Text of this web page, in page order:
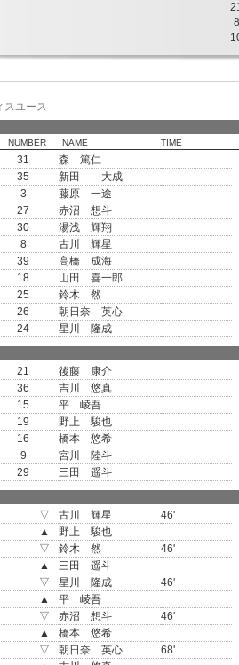
8
スユース
NUMBER NAME TIME
31
森 篤仁
35
新田 大成
3
藤原 一途
27
赤沼 想斗
30
湯浅 輝翔
8
古川 輝星
39
高橋 成海
18
山田 喜一郎
25
鈴木 然
26
朝日奈 英心
24
星川 隆成
21
後藤 康介
36
吉川 悠真
15
平 崚吾
19
野上 駿也
16
橋本 悠希
9
宮川 陸斗
29
三田 遥斗
▽
古川 輝星
46'
▲
野上 駿也
▽
鈴木 然
46'
▲
三田 遥斗
▽
星川 隆成
46'
▲
平 崚吾
▽
赤沼 想斗
46'
▲
橋本 悠希
▽
朝日奈 英心
68'